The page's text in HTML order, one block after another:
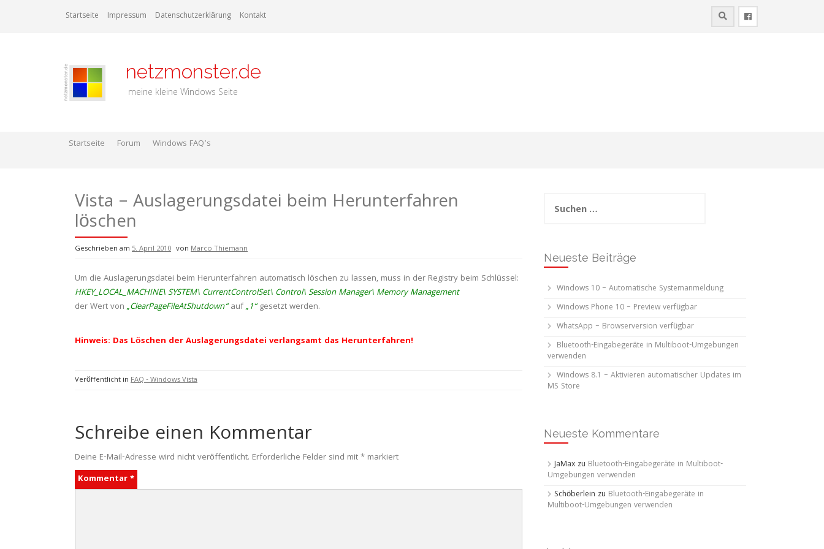
Startseite Impressum Datenschutzerklärung Kontakt
netzmonster.de
meine kleine Windows Seite
Startseite Forum Windows FAQ’s
Vista – Auslagerungsdatei beim Herunterfahren
löschen
Geschrieben am 5. April 2010 von Marco Thiemann
Um die Auslagerungsdatei beim Herunterfahren automatisch löschen zu lassen, muss in der Registry beim Schlüssel:
HKEY_LOCAL_MACHINE\ SYSTEM\ CurrentControlSet\ Control\ Session Manager\ Memory Management
der Wert von„ClearPageFileAtShutdown“auf„1“gesetzt werden.
Hinweis: Das Löschen der Auslagerungsdatei verlangsamt das Herunterfahren!
Veröffentlicht in FAQ - Windows Vista
Schreibe einen Kommentar
Deine E-Mail-Adresse wird nicht veröffentlicht. Erforderliche Felder sind mit* markiert
Kommentar*
nach:
Neueste Beiträge
Windows 10 – Automatische Systemanmeldung
Windows Phone 10 – Preview verfügbar
WhatsApp – Browserversion verfügbar
Bluetooth-Eingabegeräte in Multiboot-Umgebungen
verwenden
Windows 8.1 – Aktivieren automatischer Updates im
MS Store
Neueste Kommentare
JaMax zu Bluetooth-Eingabegeräte in Multiboot-
Umgebungen verwenden
Schöberlein zu Bluetooth-Eingabegeräte in
Multiboot-Umgebungen verwenden